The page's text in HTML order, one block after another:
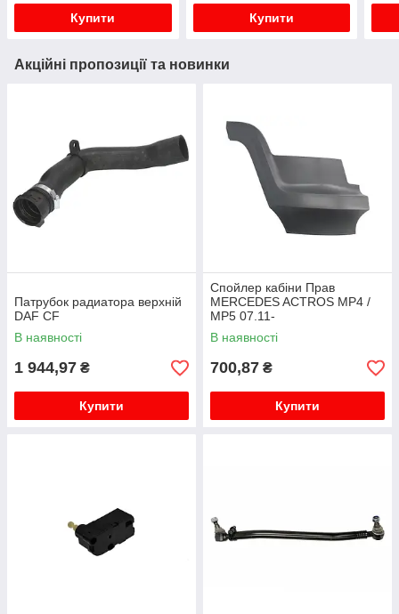
Купити Купити
Акційні пропозиції та новинки
Патрубок радиатора верхній
DAF CF
В наявності
1 944,97 ₴
Купити
Спойлер кабіни Прав
MERCEDES ACTROS MP4 /
MP5 07.11-
В наявності
700,87 ₴
Купити